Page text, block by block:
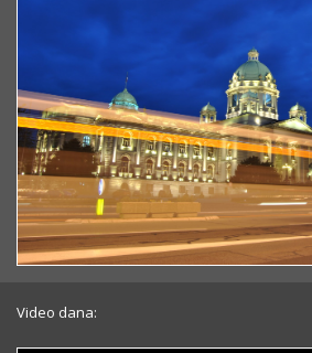
Video dana: